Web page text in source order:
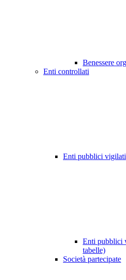
Benessere
Enti controllati
Enti pubblici vigilati
Enti pubblici
tabelle)
Società partecipate